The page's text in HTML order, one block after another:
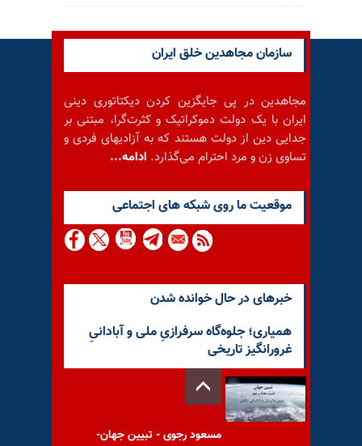
سازمان مجاهدین خلق ایران
مجاهدین در پی جایگزین کردن دیکتاتوری دینی
ایران با یک دولت دموکراتیک و کثرت‌گرا، مبتنی بر
جدایی دین از دولت هستند که به آزادیهای فردی و
تساوی زن و مرد احترام می‌گذارد. ادامه...
موقعيت ما روى شبكه هاى اجتماعى
خبرهای در حال خوانده شدن
همیاری؛ جلوه‌گاه سرفرازیِ ملی و آبادانیِ
غرورانگیز تاریخی
مسعود رجوی - تبیین جهان-